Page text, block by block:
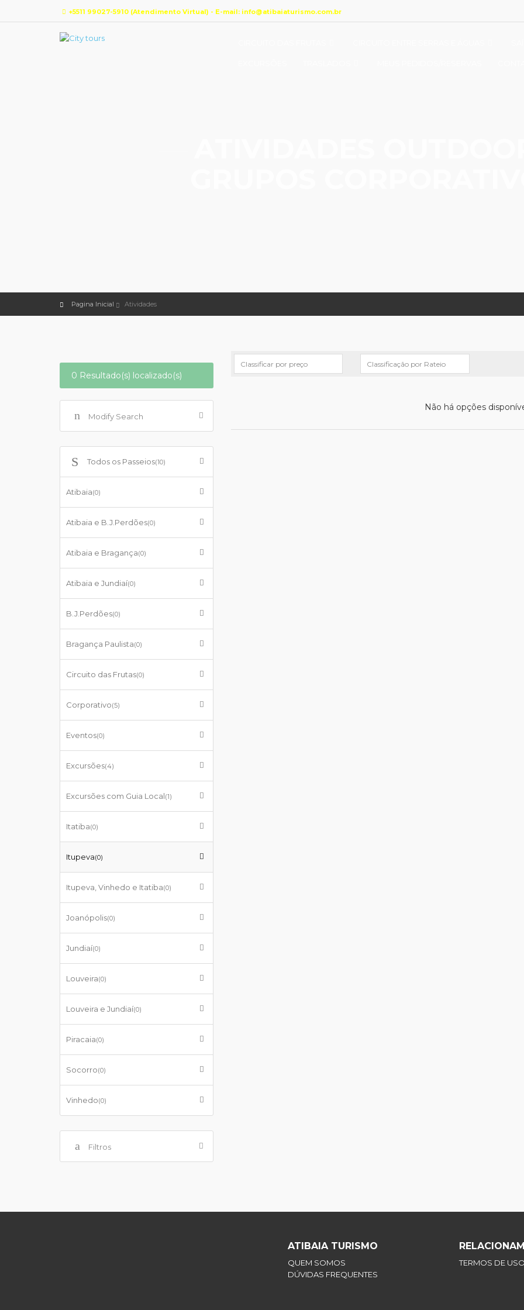
+5511 99027-5910 (Atendimento Virtual) - E-mail: info@atibaiaturismo.com.br
Pagina Inicial Atividades
0 Resultado(s) localizado(s)
Modify Search
Todos os Passeios(10)
Atibaia(0)
Atibaia e B.J.Perdões(0)
Atibaia e Bragança(0)
Atibaia e Jundiaí(0)
B.J.Perdões(0)
Bragança Paulista(0)
Circuito das Frutas(0)
Corporativo(5)
Eventos(0)
Excursões(4)
Excursões com Guia Local(1)
Itatiba(0)
Itupeva(0)
Itupeva, Vinhedo e Itatiba(0)
Joanópolis(0)
Jundiaí(0)
Louveira(0)
Louveira e Jundiaí(0)
Piracaia(0)
Socorro(0)
Vinhedo(0)
Filtros
Não há opções
ATIBAIA TURISMO
QUEM SOMOS
DÚVIDAS FREQUENTES
TERMOS DE